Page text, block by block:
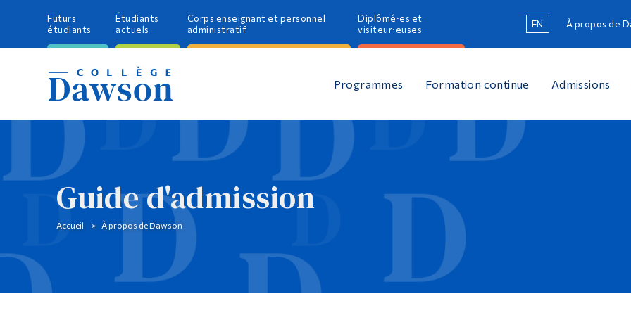
Futurs
étudiants
Étudiants
actuels
Corps enseignant et personnel
administratif
Diplômé·es et
visiteur·euses
EN À propos de
Programmes Formation continue Admissions
Guide d'admission
Accueil À propos de Dawson